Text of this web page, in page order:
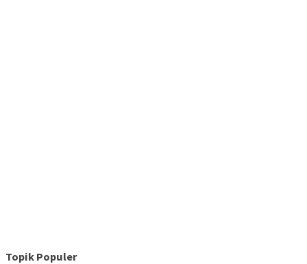
Topik Populer